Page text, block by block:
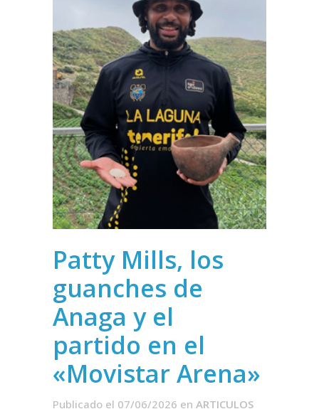
Patty Mills, los
guanches de
Anaga y el
partido en el
«Movistar Arena»
Publicado el 07/06/2026 en ARTICULOS